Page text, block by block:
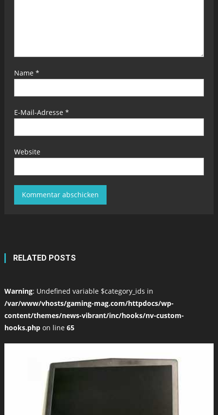
Name *
E-Mail-Adresse *
Website
RELATED POSTS
Warning: Undefined variable $category_ids in
/var/www/vhosts/gaming-mag.com/httpdocs/wp-
content/themes/news-vibrant/inc/hooks/nv-custom-
hooks.phpon line 65